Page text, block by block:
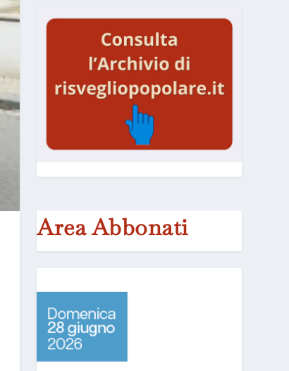
Area Abbonati